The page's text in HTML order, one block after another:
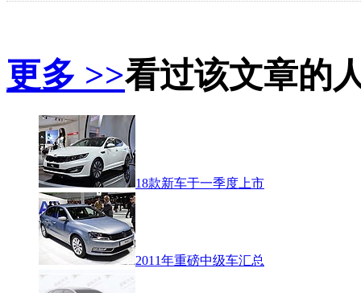
更多 >>看过该文章的
18款新车于一季度上市
2011年重磅中级车汇总